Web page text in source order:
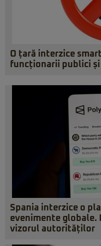
O țară interzice
funcționarii publici
Spania interzice o
evenimente globale.
vizorul autorităților